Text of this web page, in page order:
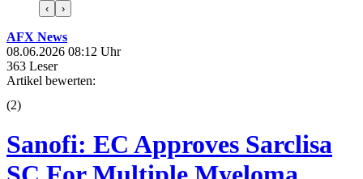
‹ ›
AFX News
08.06.2026 08:12 Uhr
363 Leser
Artikel bewerten:
(2)
Sanofi: EC Approves Sarclisa